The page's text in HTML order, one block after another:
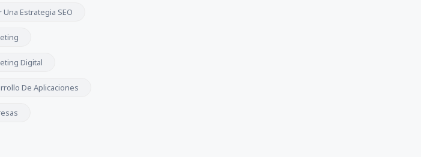
Una Estrategia SEO
Digital
De Aplicaciones